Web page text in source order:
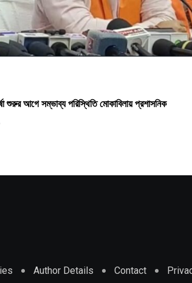
আগে সম্ভাব্য পরিস্থিতি মোকাবিলায় প্রশাসনিক
Author Details Contact